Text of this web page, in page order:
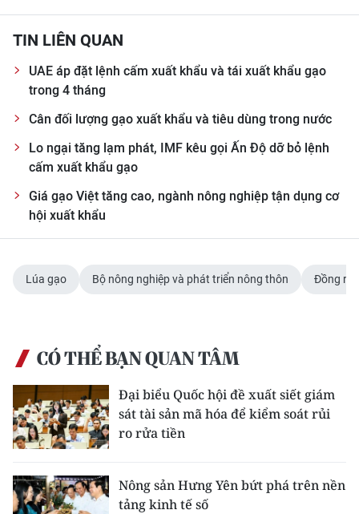
TIN LIÊN QUAN
UAE áp đặt lệnh cấm xuất khẩu và tái xuất khẩu gạo
trong 4 tháng
Cân đối lượng gạo xuất khẩu và tiêu dùng trong nước
Lo ngại tăng lạm phát, IMF kêu gọi Ấn Độ dỡ bỏ lệnh
cấm xuất khẩu gạo
Giá gạo Việt tăng cao, ngành nông nghiệp tận dụng cơ
hội xuất khẩu
Lúa gạo Bộ nông nghiệp và phát triển nông thôn Đồng
CÓ THỂ BẠN QUAN TÂM
Đại biểu Quốc hội đề xuất siết giám
sát tài sản mã hóa để kiểm soát rủi
ro rửa tiền
Nông sản Hưng Yên bứt phá trên nền
tảng kinh tế số